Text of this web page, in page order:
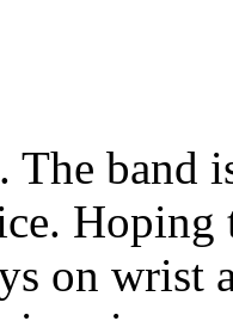
The band
Hoping
on wrist